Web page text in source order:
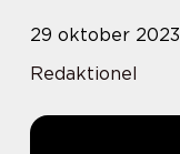
29 oktober 2023
Redaktionel